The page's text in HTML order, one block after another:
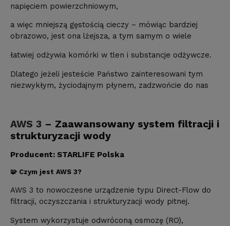
napięciem powierzchniowym,
a więc mniejszą gęstością cieczy – mówiąc bardziej
obrazowo, jest ona lżejsza, a tym samym o wiele
łatwiej odżywia komórki w tlen i substancje odżywcze.
Dlatego jeżeli jesteście Państwo zainteresowani tym
niezwykłym, życiodajnym płynem, zadzwońcie do nas
AWS 3 – Zaawansowany system filtracji i
strukturyzacji wody
Producent: STARLIFE Polska
🧩 Czym jest AWS 3?
AWS 3 to nowoczesne urządzenie typu Direct-Flow do
filtracji, oczyszczania i strukturyzacji wody pitnej.
System wykorzystuje odwróconą osmozę (RO),